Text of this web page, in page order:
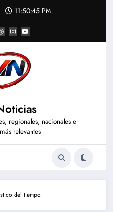
11:50:46 PM
regionales, nacionales e
relevantes
del tiempo